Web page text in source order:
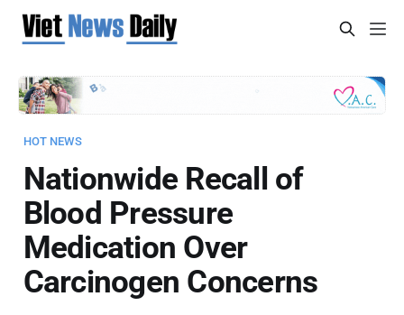
HOT NEWS
Nationwide Recall of
Blood Pressure
Medication Over
Carcinogen Concerns